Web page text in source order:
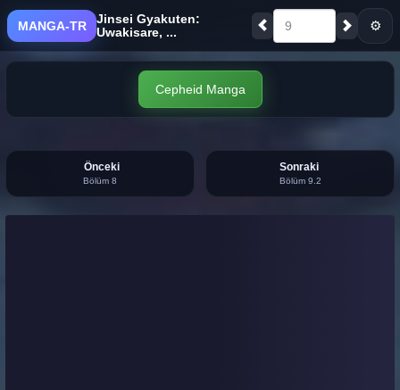
MANGA-TR
Jinsei Gyakuten:
Uwakisare, ...
9 ⚙
Cepheid Manga
Önceki
Bölüm 8
Sonraki
Bölüm 9.2